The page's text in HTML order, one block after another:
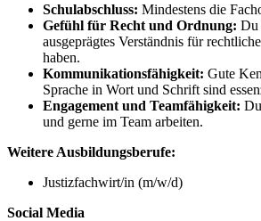
Schulabschluss: Mindestens die
Gefühl für Recht und Ordnung: Du
ausgeprägtes Verständnis für
haben.
Kommunikationsfähigkeit: Gute
Sprache in Wort und Schrift sind
Engagement und Teamfähigkeit:
und gerne im Team arbeiten.
Weitere Ausbildungsberufe:
Justizfachwirt/in (m/w/d)
Social Media